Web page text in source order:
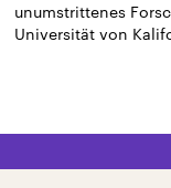
unumstrittenes
Universität von